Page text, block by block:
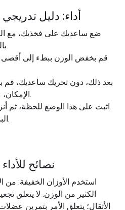
أداء: دليل
ضع ساعديك على فخذيك، مع
بالتعليق على حافة ركبتيك.
قم بخفض الوزن ببطء إلى
بعد ذلك، دون تحريك ساعديك، قم
الإمكان، مما يؤدي إلى رفع الوزن.
اثبت على هذا الوضع للحظة، ثم
البداية، وأكمل تكرارًا واحدًا.
نصائح
استخدم الأوزان الخفيفة: من
الكثير من الوزن. لا يتعلق
الأثقال؛ يتعلق الأمر بتمرين